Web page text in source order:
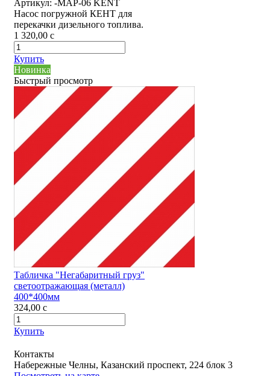
Артикул: -MAP-06 KENT
Насос погружной КЕНТ для
перекачки дизельного топлива.
1 320,00 c
Купить
Новинка
Быстрый просмотр
Табличка "Негабаритный груз"
светоотражающая (металл)
400*400мм
324,00 c
Купить
Контакты
Набережные Челны, Казанский проспект, 224 блок 3